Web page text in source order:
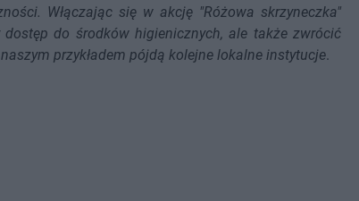
Włączając się w akcję "Różowa skrzyneczka"
do środków higienicznych, ale także zwrócić
przykładem pójdą kolejne lokalne instytucje.